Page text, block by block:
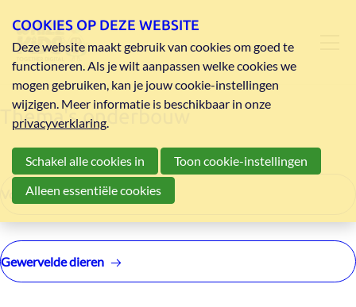
Thema's onderbouw
Vogels
Gewervelde dieren
COOKIES OP DEZE WEBSITE
Deze website maakt gebruik van cookies om goed te
functioneren. Als je wilt aanpassen welke cookies we
mogen gebruiken, kan je jouw cookie-instellingen
wijzigen. Meer informatie is beschikbaar in onze
privacyverklaring.
Schakel alle cookies in
Toon cookie-instellingen
Alleen essentiële cookies